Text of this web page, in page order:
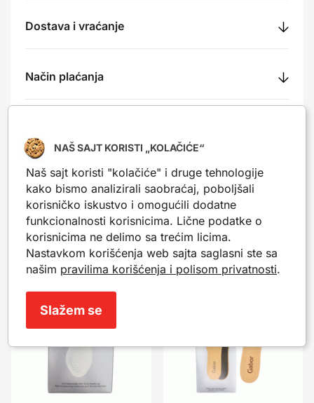
Dostava i vraćanje
Način plaćanja
Nešto slično?
Popularni proizvodi iz iste kategorije. Mogu da ti
posluže kao inspiracija.
NAŠ SAJT KORISTI „KOLAČIĆE“
Naš sajt koristi "kolačiće" i druge tehnologije
kako bismo analizirali saobraćaj, poboljšali
korisničko iskustvo i omogućili dodatne
funkcionalnosti korisnicima. Lične podatke o
korisnicima ne delimo sa trećim licima.
Nastavkom korišćenja web sajta saglasni ste sa
našim pravilima korišćenja i polisom privatnosti.
Slažem se